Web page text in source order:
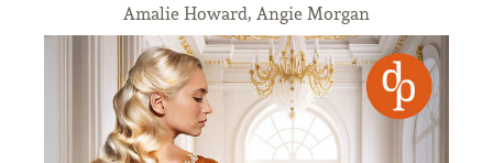
Amalie Howard, Angie Morgan